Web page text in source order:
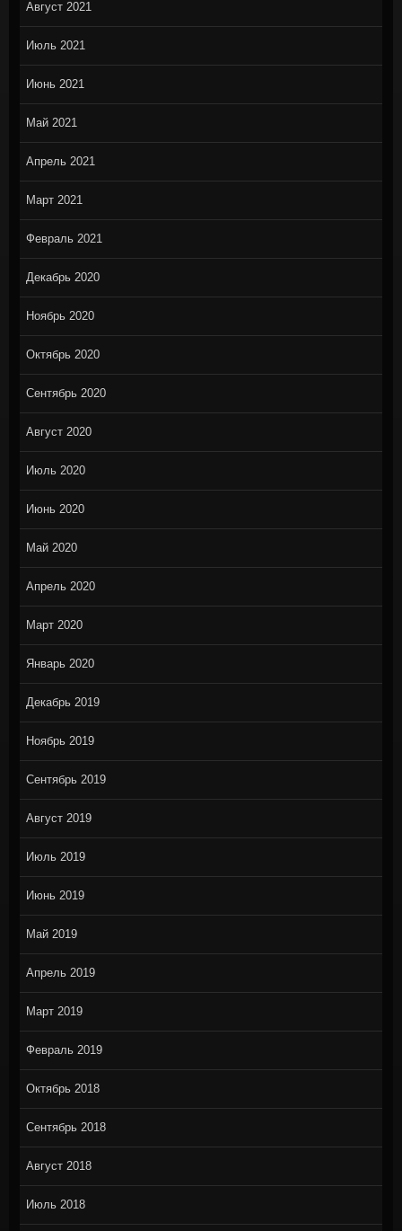
Август 2021
Июль 2021
Июнь 2021
Май 2021
Апрель 2021
Март 2021
Февраль 2021
Декабрь 2020
Ноябрь 2020
Октябрь 2020
Сентябрь 2020
Август 2020
Июль 2020
Июнь 2020
Май 2020
Апрель 2020
Март 2020
Январь 2020
Декабрь 2019
Ноябрь 2019
Сентябрь 2019
Август 2019
Июль 2019
Июнь 2019
Май 2019
Апрель 2019
Март 2019
Февраль 2019
Октябрь 2018
Сентябрь 2018
Август 2018
Июль 2018